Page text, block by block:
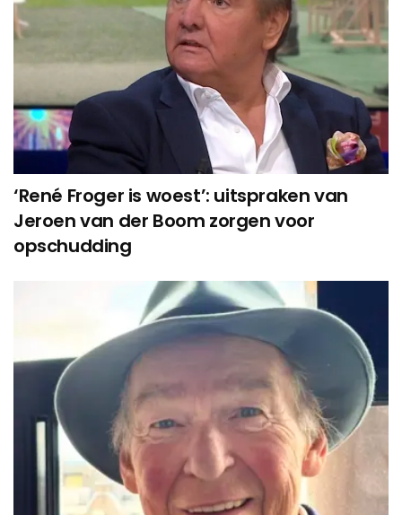
‘René Froger is woest’: uitspraken van
Jeroen van der Boom zorgen voor
opschudding